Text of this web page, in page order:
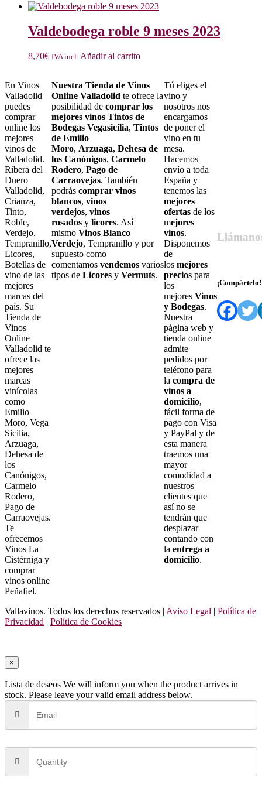
Valdebodega roble 9 meses 2023
8,70€ IVA incl. Añadir al carrito
En Vinos
Valladolid
puedes
comprar
online los
mejores
vinos de
Valladolid.
Ribera del
Duero
Valladolid,
Crianza,
Tinto,
Roble,
Verdejo,
Tempranillo,
Licores,
Botellas de
vino de las
mejores
marcas del
país. Su
Tienda de
Vinos
Online
Valladolid te
ofrece las
mejores
marcas
vinícolas
como
Emilio
Moro, Vega
Sicilia,
Arzuaga,
Dehesa de
los
Canónigos,
Carmelo
Rodero,
Pago de
Carraovejas.
Te
ofrecemos
Vinos La
Cistérniga y
comprar
vinos online
Peñafiel.
Nuestra Tienda de Vinos
Online Valladolid te ofrece la
posibilidad de comprar los
mejores vinos Tintos de
Bodegas Vegasicilia, Tintos
de Emilio
Moro, Arzuaga, Dehesa de
los Canónigos, Carmelo
Rodero, Pago de
Carraovejas. También
podrás comprar vinos
blancos, vinos
verdejos, vinos
rosados y licores. Así
mismo Vinos Blanco
Verdejo, Tempranillo y por
supuesto como
comentamos vendemos varios
tipos de Licores y Vermuts.
Tú eliges el
vino y
nosotros nos
encargamos
de poner el
vino en tu
mesa.
Hacemos
envío a toda
España y
tenemos las
mejores
ofertas de los
mejores
vinos.
Disponemos
de
los mejores
precios para
los
mejores Vinos
y Bodegas.
Nuestra
página web y
tienda online
admite
pedidos por
teléfono para
la compra de
vinos a
domicilio,
fácil forma de
pago con Visa
y PayPal y de
esta manera
traemos una
mayor
comodidad a
nuestros
clientes que
así no se
tendrán que
desplazar
contando con
la entrega a
domicilio.
¡Compártelo!
Vallavinos. Todos los derechos reservados | Aviso Legal | Política de
Privacidad | Política de Cookies
×
Lista de deseos We will inform you when the product arrives in
stock. Please leave your valid email address below.